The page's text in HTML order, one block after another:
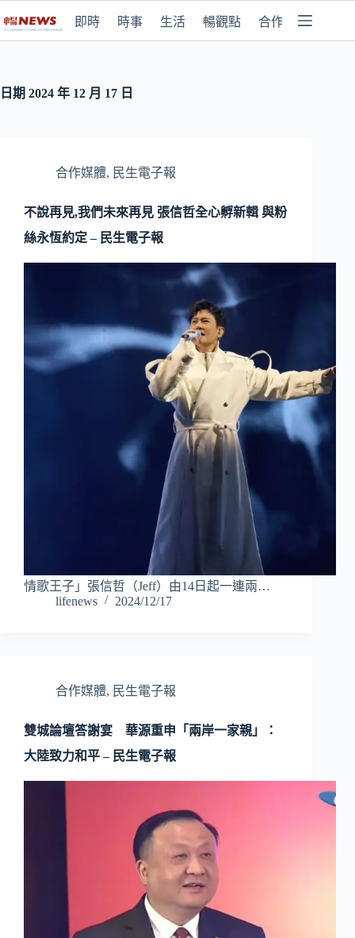
即時 時事 生活 暢觀點 合作媒體
日期 2024 年 12 月 17 日
合作媒體, 民生電子報
不說再見,我們未來再見 張信哲全心孵新輯 與粉
絲永恆約定 – 民生電子報
情歌王子」張信哲（Jeff）由14日起一連兩…
lifenews
2024/12/17
合作媒體, 民生電子報
雙城論壇答謝宴 華源重申「兩岸一家親」：
大陸致力和平 – 民生電子報